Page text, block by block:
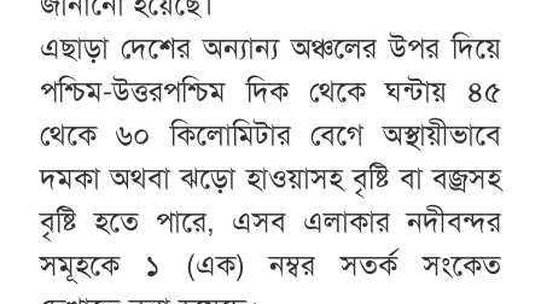
এছাড়া দেশের অন্যান্য অঞ্চলের উপর দিয়ে
পশ্চিম-উত্তরপশ্চিম দিক থেকে ঘন্টায় ৪৫
থেকে ৬০ কিলোমিটার বেগে অস্থায়ীভাবে
দমকা অথবা ঝড়ো হাওয়াসহ বৃষ্টি বা বজ্রসহ
বৃষ্টি হতে পারে, এসব এলাকার নদীবন্দর
সমূহকে ১ (এক) নম্বর সতর্ক সংকেত